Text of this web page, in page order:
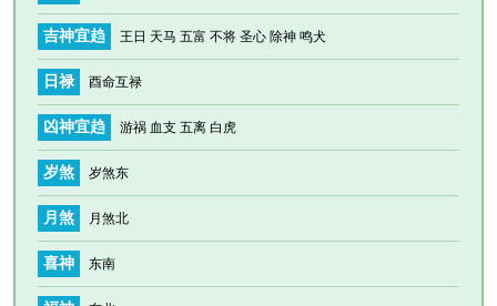
吉神宜趋 王日 天马 五富 不将 圣心 除神 鸣犬
日禄 酉命互禄
凶神宜趋 游祸 血支 五离 白虎
岁煞 岁煞东
月煞 月煞北
喜神 东南